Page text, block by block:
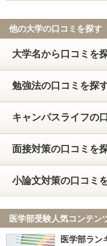
他の大学の口コミを探す
大学名から口コミを
勉強法の口コミを探
キャンパスライフの
面接対策の口コミを
小論文対策の口コミ
医学部受験人気コンテン
医学部ラン